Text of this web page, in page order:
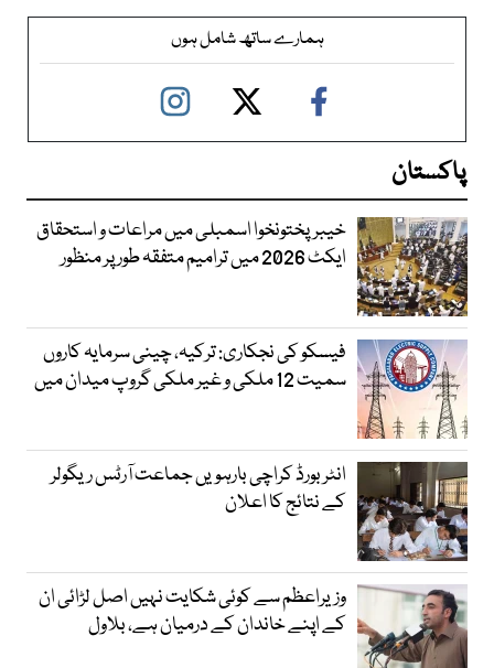
ہمارے ساتھ شامل ہوں
پاکستان
خیبرپختونخوا اسمبلی میں مراعات و استحقاق
ایکٹ 2026 میں ترامیم متفقہ طور پر منظور
فیسکو کی نجکاری: ترکیہ، چینی سرمایہ کاروں
سمیت 12 ملکی و غیر ملکی گروپ میدان میں
انٹر بورڈ کراچی بارہویں جماعت آرٹس ریگولر
کے نتائج کا اعلان
وزیراعظم سے کوئی شکایت نہیں اصل لڑائی ان
کے اپنے خاندان کے درمیان ہے، بلاول